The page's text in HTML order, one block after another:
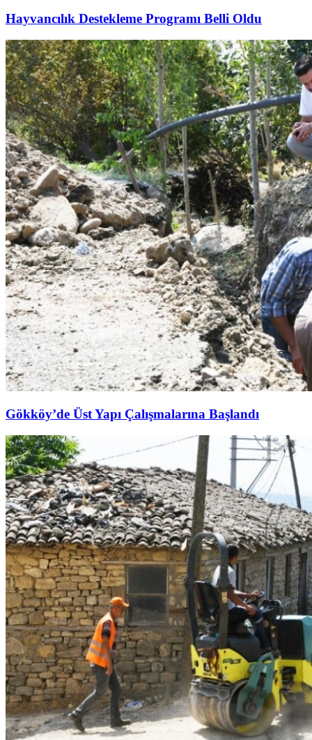
Hayvancılık Destekleme Programı Belli Oldu
Gökköy’de Üst Yapı Çalışmalarına Başlandı